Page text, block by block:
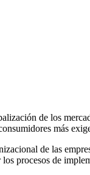
de los
más
de las
procesos de